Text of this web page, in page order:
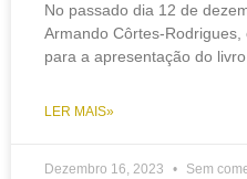
No passado dia 12 de
Armando Côrtes-Rodrigues,
para a apresentação do
LER MAIS»
Dezembro 16, 2023 Sem